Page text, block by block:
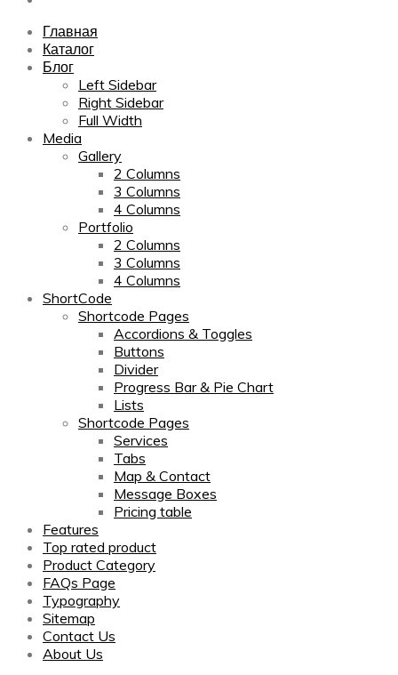
Главная
Каталог
Блог
Left Sidebar
Right Sidebar
Full Width
Media
Gallery
2 Columns
3 Columns
4 Columns
Portfolio
2 Columns
3 Columns
4 Columns
ShortCode
Shortcode Pages
Accordions & Toggles
Buttons
Divider
Progress Bar & Pie Chart
Lists
Shortcode Pages
Services
Tabs
Map & Contact
Message Boxes
Pricing table
Features
Top rated product
Product Category
FAQs Page
Typography
Sitemap
Contact Us
About Us